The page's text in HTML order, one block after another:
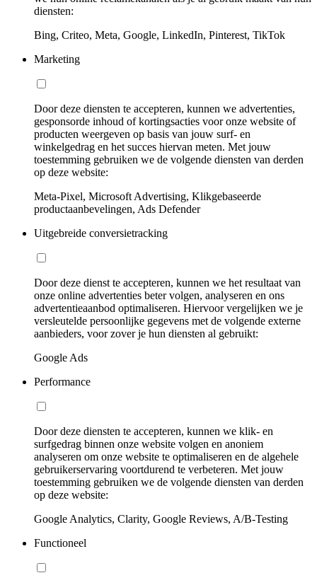
diensten:
Bing, Criteo, Meta, Google, LinkedIn, Pinterest, TikTok
Marketing
Door deze diensten te accepteren, kunnen we advertenties,
gesponsorde inhoud of kortingsacties voor onze website of
producten weergeven op basis van jouw surf- en
winkelgedrag en het succes hiervan meten. Met jouw
toestemming gebruiken we de volgende diensten van derden
op deze website:
Meta-Pixel, Microsoft Advertising, Klikgebaseerde
productaanbevelingen, Ads Defender
Uitgebreide conversietracking
Door deze dienst te accepteren, kunnen we het resultaat van
onze online advertenties beter volgen, analyseren en ons
advertentieaanbod optimaliseren. Hiervoor vergelijken we je
versleutelde persoonlijke gegevens met de volgende externe
aanbieders, voor zover je hun diensten al gebruikt:
Google Ads
Performance
Door deze diensten te accepteren, kunnen we klik- en
surfgedrag binnen onze website volgen en anoniem
analyseren om onze website te optimaliseren en de algehele
gebruikerservaring voortdurend te verbeteren. Met jouw
toestemming gebruiken we de volgende diensten van derden
op deze website:
Google Analytics, Clarity, Google Reviews, A/B-Testing
Functioneel